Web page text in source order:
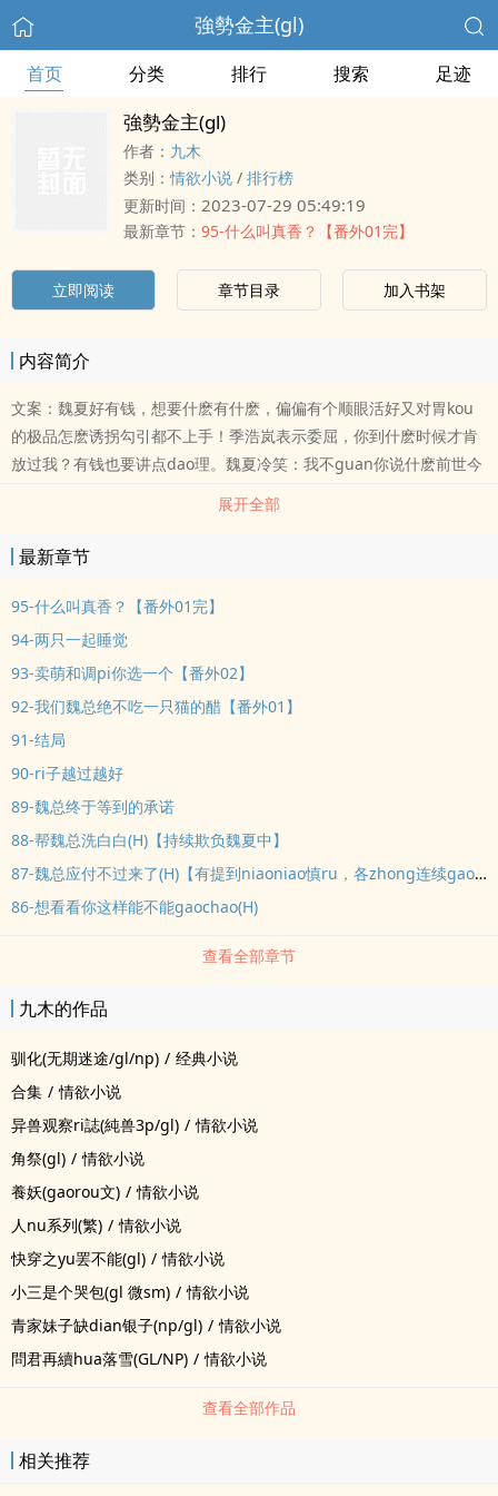
強勢金主(gl)
首页 分类 排行 搜索 足迹
強勢金主(gl)
作者： 九木
类别：情欲小说 / 排行榜
更新时间： 2023-07-29 05:49:19
最新章节： 95-什么叫真香？【番外01完】
立即阅读 章节目录 加入书架
内容简介
文案：魏夏好有钱，想要什麽有什麽，偏偏有个顺眼活好又对胃kou
的极品怎麽诱拐勾引都不上手！季浩岚表示委屈，你到什麽时候才肯
放过我？有钱也要讲点dao理。魏夏冷笑：我不guan你说什麽前世今
生，我只认你季浩岚这一生一世，过来。季浩岚嘟嚷：妳上辈子也这
样说......魏夏：少废话！我给你两个选择，一是和我谈恋ai，二是被我
包养！季浩岚：我不要！魏夏说要季浩岚那就是一定要的，因为她特
如土把攻养的白白胖胖！------------------------------------------------------
-------------------已完結文章：角祭(gl)快穿之yu罢不能(gl)蒐集员(gl
(gl)合集不定期更新短篇內有人魚之島、蛇林等更新中：問君再續花落
雪(GL/NP)异兽观察ri誌(純兽3p/gl)微博：槐煌054QQ群：
389051350歡迎加群催更聊天~買文：3137279692
展开全部
最新章节
95-什么叫真香？【番外01完】
94-两只一起睡觉
93-卖萌和调pi你选一个【番外02】
92-我们魏总绝不吃一只猫的醋【番外01】
91-结局
90-ri子越过越好
89-魏总终于等到的承诺
88-帮魏总洗白白(H)【持续欺负魏夏中】
87-魏总应付不过来了(H)【有提到niaoniao慎ru，各zhong连续gaochao】
86-想看看你这样能不能gaochao(H)
查看全部章节
九木的作品
驯化(无期迷途/gl/np) / 经典小说
合集 / 情欲小说
异兽观察ri誌(純兽3p/gl) / 情欲小说
角祭(gl) / 情欲小说
養妖(gaorou文) / 情欲小说
人nu系列(繁) / 情欲小说
快穿之yu罢不能(gl) / 情欲小说
小三是个哭包(gl 微sm) / 情欲小说
青家妹子缺dian银子(np/gl) / 情欲小说
問君再續hua落雪(GL/NP) / 情欲小说
查看全部作品
相关推荐